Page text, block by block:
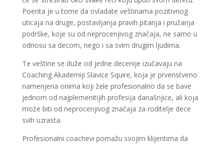
Poenta je u tome da ovladate veštinama pozitivnog
uticaja na druge, postavljanja pravih pitanja i pružanja
podrške, koje su od neprocenjivog značaja, ne samo u
odnosu sa decom, nego i sa svim drugim ljudima.
Te veštine se duže od jedne decenije izučavaju na
Coaching Akademiji Slavice Squire, koja je prvenstveno
namenjena onima koji žele profesionalno da se bave
jednom od najplemenitijih profesija današnjice, ali koja
može biti od neprocenjivog značaja za roditelje dece
svih uzrasta.
Profesionalni coachevi pomažu svojim klijentima da